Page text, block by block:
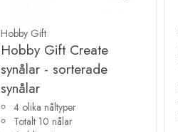
Hobby Gift
Hobby Gift Create
synålar - sorterade
synålar
4 olika nåltyper
Totalt 10 nålar